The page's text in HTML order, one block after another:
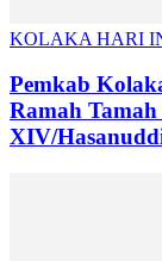
KOLAKA HARI
Pemkab
Ramah
XIV/